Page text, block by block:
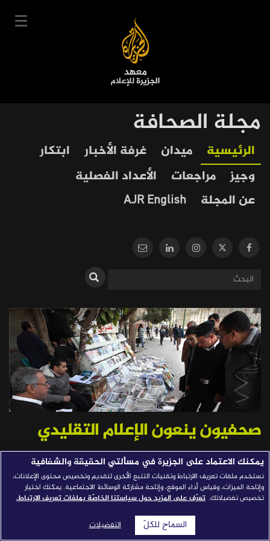
User
account
menu
Main
navigation
دوراتنا
جدول الدورات
مجلة الصحافة
إصداراتنا
معارف إعلامية
شركاؤنا
للتواصل
استفسارات
مجلة الصحافة
Our
Journalism
الرئيسية ميدان غرفة الأخبار
ابتكار
وجيز
مراجعات
الأعداد الفصلية
عن المجلة
AJR English
صحفيون ينعون الإعلام التقليدي
مريم التايدي
نشرت في: 06/04/2017
يمكنك الاعتماد على الجزيرة في مسألتي الحقيقة والشفافية
نستخدم ملفات تعريف الارتباط وتقنيات التتبع الأخرى لتقديم وتخصيص محتوى الإعلانات،
وإتاحة الميزات، وقياس أداء الموقع، وإتاحة مشاركة الوسائط الاجتماعية. يمكنك اختيار
تخصيص تفضيلاتك. تعرّف على المزيد حول سياستنا الخاصّة بملفات تعريف الارتباط.
التفضيلات السماح للكلّ